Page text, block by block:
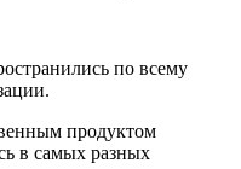
по всему
продуктом
в самых разных